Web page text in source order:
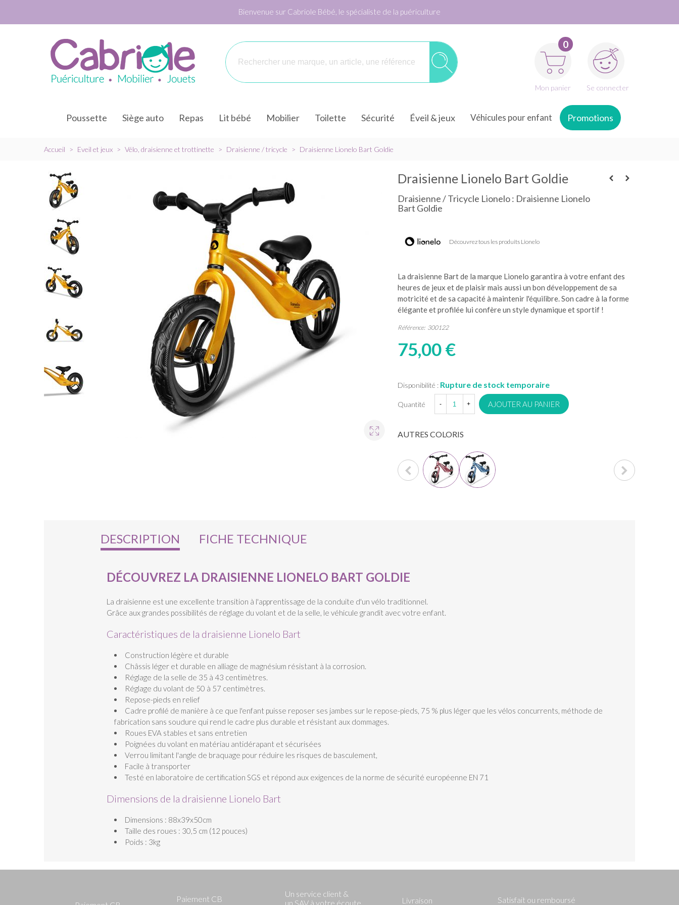
Bienvenue sur Cabriole Bébé, le spécialiste de la puériculture
0
Mon panier Se connecter
Poussette Siège auto Repas Lit bébé Mobilier Toilette Sécurité Éveil & jeux Véhicules pour enfant Promotions
Accueil > Eveil et jeux > Vélo, draisienne et trottinette > Draisienne / tricycle > Draisienne Lionelo Bart Goldie
Draisienne Lionelo Bart Goldie
Draisienne / Tricycle Lionelo : Draisienne Lionelo
Bart Goldie
Découvrez tous les produits Lionelo
La draisienne Bart de la marque Lionelo garantira à votre enfant des
heures de jeux et de plaisir mais aussi un bon développement de sa
motricité et de sa capacité à maintenir l'équilibre. Son cadre à la forme
élégante et profilée lui confère un style dynamique et sportif !
Référence: 300122
75,00 €
Disponibilité : Rupture de stock temporaire
Quantité - + AJOUTER AU PANIER
AUTRES COLORIS
DESCRIPTION FICHE TECHNIQUE
DÉCOUVREZ LA DRAISIENNE LIONELO BART GOLDIE
La draisienne est une excellente transition à l'apprentissage de la conduite d'un vélo traditionnel.
Grâce aux grandes possibilités de réglage du volant et de la selle, le véhicule grandit avec votre enfant.
Caractéristiques de la draisienne Lionelo Bart
Construction légère et durable
Châssis léger et durable en alliage de magnésium résistant à la corrosion.
Réglage de la selle de 35 à 43 centimètres.
Réglage du volant de 50 à 57 centimètres.
Repose-pieds en relief
Cadre profilé de manière à ce que l'enfant puisse reposer ses jambes sur le repose-pieds, 75 % plus léger que les vélos concurrents, méthode de
fabrication sans soudure qui rend le cadre plus durable et résistant aux dommages.
Roues EVA stables et sans entretien
Poignées du volant en matériau antidérapant et sécurisées
Verrou limitant l'angle de braquage pour réduire les risques de basculement,
Facile à transporter
Testé en laboratoire de certification SGS et répond aux exigences de la norme de sécurité européenne EN 71
Dimensions de la draisienne Lionelo Bart
Dimensions : 88x39x50cm
Taille des roues : 30,5 cm (12 pouces)
Poids : 3kg
Paiement CB
Un service client &
un SAV à votre écoute
Livraison
Satisfait ou remboursé